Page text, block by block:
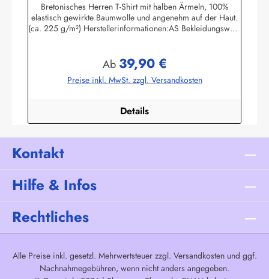
Bretonisches Herren T-Shirt mit halben Ärmeln, 100%
elastisch gewirkte Baumwolle und angenehm auf der Haut.
(ca. 225 g/m²) Herstellerinformationen:AS Bekleidungswerk
Regulärer Preis:
Ab 39,90 €
Preise inkl. MwSt. zzgl. Versandkosten
Details
Kontakt
Hilfe & Infos
Rechtliches
Alle Preise inkl. gesetzl. Mehrwertsteuer zzgl. Versandkostenund ggf.
Nachnahmegebühren, wenn nicht anders angegeben.